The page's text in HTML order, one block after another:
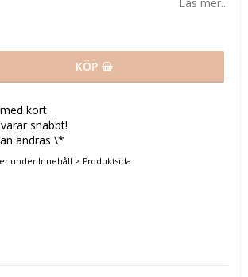
KÖP
kort
snabbt!
ändras \*
under Innehåll > Produktsida